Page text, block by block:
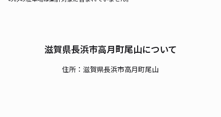
滋賀県長浜市高月町尾山について
住所：滋賀県長浜市高月町尾山